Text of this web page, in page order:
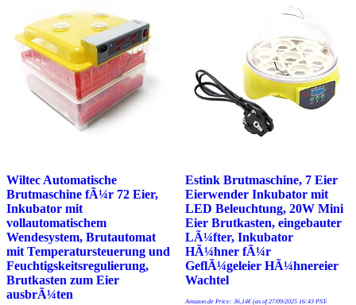
Wiltec Automatische
Brutmaschine fÃ¼r 72 Eier,
Inkubator mit
vollautomatischem
Wendesystem, Brutautomat
mit Temperatursteuerung und
Feuchtigskeitsregulierung,
Brutkasten zum Eier
ausbrÃ¼ten
Estink Brutmaschine, 7 Eier
Eierwender Inkubator mit
LED Beleuchtung, 20W Mini
Eier Brutkasten, eingebauter
LÃ¼fter, Inkubator
HÃ¼hner fÃ¼r
GeflÃ¼geleier HÃ¼hnereier
Wachtel
Amazon.de Price: 36,14€(as of 27/09/2025 16:43 PST-